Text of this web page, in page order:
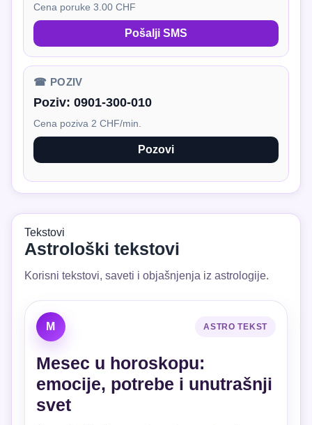
Cena poruke 3.00 CHF
Pošalji SMS
☎ POZIV
Poziv: 0901-300-010
Cena poziva 2 CHF/min.
Pozovi
Tekstovi
Astrološki tekstovi
Korisni tekstovi, saveti i objašnjenja iz astrologije.
M ASTRO TEKST
Mesec u horoskopu:
emocije, potrebe i unutrašnji
svet